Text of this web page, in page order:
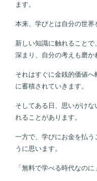
ます。
本来、学びとは自分の世界
新しい知識に触れること
深まり、自分の考えも磨か
それはすぐに金銭的価値
に蓄積されていきます。
そしてある日、思いがけな
れることがあります。
一方で、学びにお金を払う
うに思います。
「無料で学べる時代なのに」